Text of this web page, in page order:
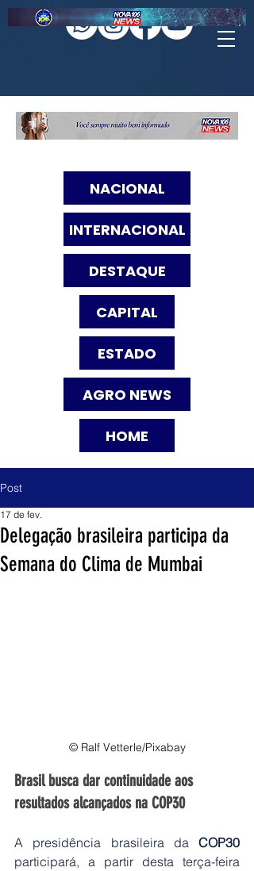
NACIONAL
INTERNACIONAL
DESTAQUE
CAPITAL
ESTADO
AGRO NEWS
HOME
Post
Delegação brasileira participa da
Semana do Clima de Mumbai
17 de fev.
© Ralf Vetterle/Pixabay
Brasil busca dar continuidade aos
resultados alcançados na COP30
A presidência brasileira da COP30
participará, a partir desta terça-feira